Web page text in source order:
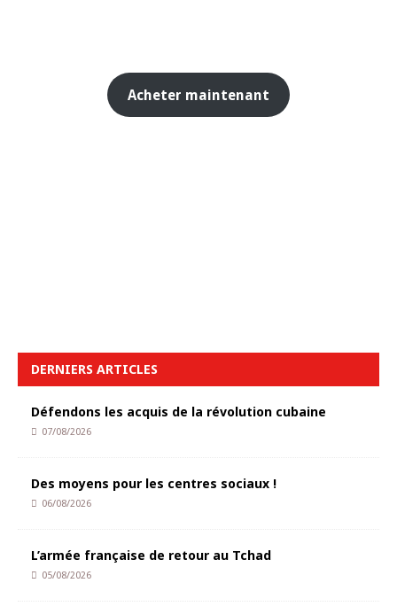
Acheter maintenant
DERNIERS ARTICLES
Défendons les acquis de la révolution cubaine
07/08/2026
Des moyens pour les centres sociaux !
06/08/2026
L’armée française de retour au Tchad
05/08/2026